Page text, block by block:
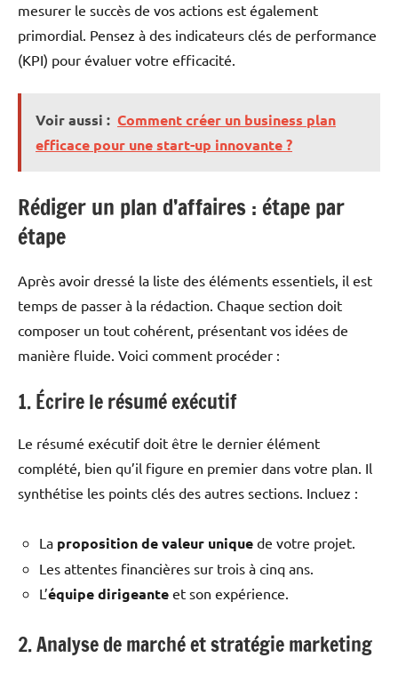
mesurer le succès de vos actions est également
primordial. Pensez à des indicateurs clés de performance
(KPI) pour évaluer votre efficacité.
Voir aussi : Comment créer un business plan
efficace pour une start-up innovante ?
Rédiger un plan d’affaires : étape par
étape
Après avoir dressé la liste des éléments essentiels, il est
temps de passer à la rédaction. Chaque section doit
composer un tout cohérent, présentant vos idées de
manière fluide. Voici comment procéder :
1. Écrire le résumé exécutif
Le résumé exécutif doit être le dernier élément
complété, bien qu’il figure en premier dans votre plan. Il
synthétise les points clés des autres sections. Incluez :
La proposition de valeur unique de votre projet.
Les attentes financières sur trois à cinq ans.
L’équipe dirigeante et son expérience.
2. Analyse de marché et stratégie marketing